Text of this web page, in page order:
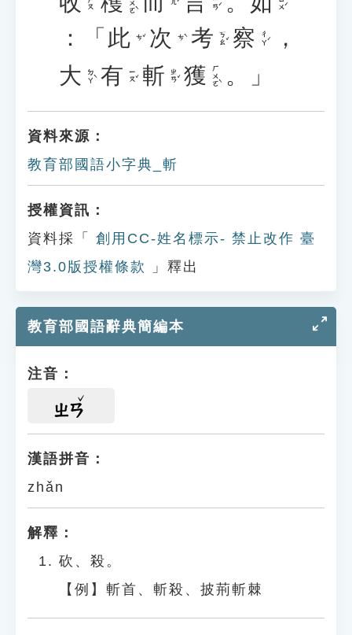
ㄕㄡ ㄦˊ ㄧㄢˊ ㄖㄨˊ
：「 此 ㄘˇ 次 ㄘˋ 考 ㄎㄠˇ 察 ㄔㄚˊ
，
大 ㄉㄚˋ 有 ㄧㄡˇ 斬 ㄓㄢˇ 獲 ㄏㄨㄛˋ 。」
資料來源：
教育部國語小字典_斬
授權資訊：
資料採「
創用CC-姓名標示- 禁止改作 臺
灣3.0版授權條款
」釋出
教育部國語辭典簡編本
注音：
ㄓㄢ
漢語拼音：
zhǎn
解釋：
砍、殺。
【例】斬首、斬殺、披荊斬棘